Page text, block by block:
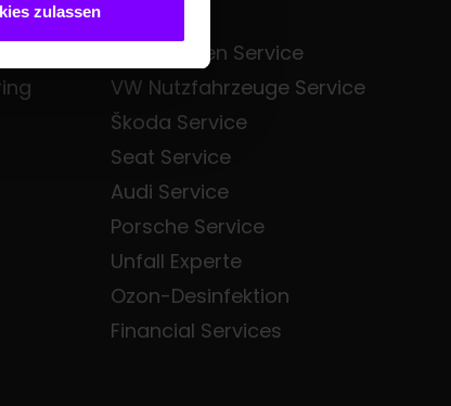
zulassen
Volkswagen Service
VW Nutzfahrzeuge Service
Škoda Service
Seat Service
Audi Service
Porsche Service
Unfall Experte
Ozon-Desinfektion
Financial Services